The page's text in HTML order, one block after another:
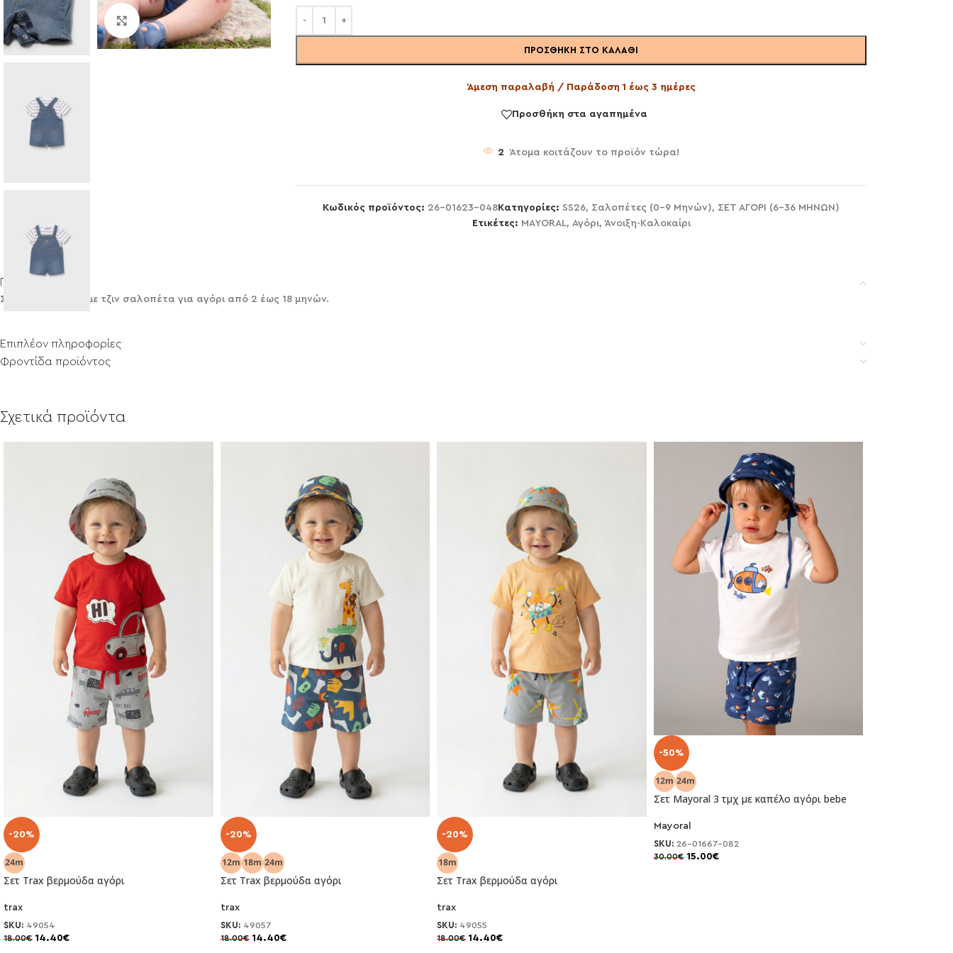
Click to enlarge
ΠΡΟΣΘΉΚΗ ΣΤΟ ΚΑΛΆΘΙ
Άμεση παραλαβή / Παράδοση 1 έως 3 ημέρες
Προσθήκη στα αγαπημένα
2 Άτομα κοιτάζουν το προϊόν τώρα!
Κωδικός προϊόντος: 26-01623-048 Κατηγορίες: SS26, Σαλοπέτες (0-9 Μηνών), ΣΕΤ ΑΓΟΡΙ (6-36 ΜΗΝΩΝ)
Ετικέτες: MAYORAL, Αγόρι, Άνοιξη-Καλοκαίρι
Περιγραφή
Σετ Mayoral bebe με τζιν σαλοπέτα για αγόρι από 2 έως 18 μηνών.
Επιπλέον πληροφορίες
Φροντίδα προϊόντος
Σχετικά προϊόντα
-20%
Σετ Trax βερμούδα αγόρι
trax
SKU: 49054
18.00€ 14.40€
-20%
Σετ Trax βερμούδα αγόρι
trax
SKU: 49057
18.00€ 14.40€
-20%
Σετ Trax βερμούδα αγόρι
trax
SKU: 49055
18.00€ 14.40€
-50%
Σετ Mayoral 3 τμχ με καπέλο αγόρι bebe
Mayoral
SKU: 26-01667-082
30.00€ 15.00€